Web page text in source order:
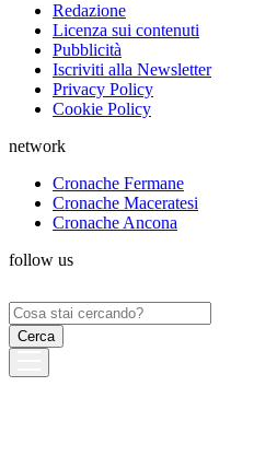
Redazione
Licenza sui contenuti
Pubblicità
Iscriviti alla Newsletter
Privacy Policy
Cookie Policy
network
Cronache Fermane
Cronache Maceratesi
Cronache Ancona
follow us
Ricerca
per: